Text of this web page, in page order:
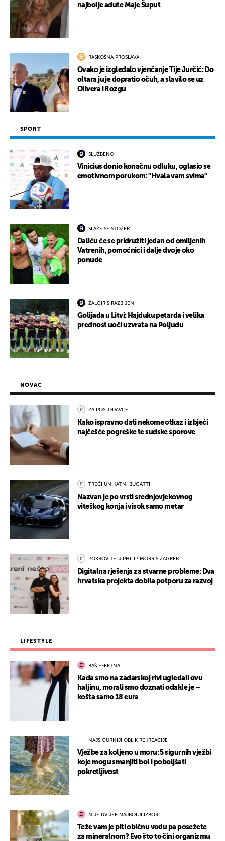
najbolje adute Maje Šuput
RASKOŠNA PROSLAVA
Ovako je izgledalo vjenčanje Tije Jurčić: Do
oltara ju je dopratio očuh, a slavilo se uz
Olivera i Rozgu
SPORT
SLUŽBENO
Vinicius donio konačnu odluku, oglasio se
emotivnom porukom: "Hvala vam svima"
SLAŽE SE STOŽER
Daliću će se pridružiti jedan od omiljenih
Vatrenih, pomoćnici i dalje dvoje oko
ponude
ŽALGIRIS RAZBIJEN
Golijada u Litvi: Hajduku petarda i velika
prednost uoči uzvrata na Poljudu
NOVAC
ZA POSLODAVCE
Kako ispravno dati nekome otkaz i izbjeći
najčešće pogreške te sudske sporove
TREĆI UNIKATNI BUGATTI
Nazvan je po vrsti srednjovjekovnog
viteškog konja i visok samo metar
POKROVITELJ PHILIP MORRIS ZAGREB
Digitalna rješenja za stvarne probleme: Dva
hrvatska projekta dobila potporu za razvoj
LIFESTYLE
BAŠ EFEKTNA
Kada smo na zadarskoj rivi ugledali ovu
haljinu, morali smo doznati odakle je –
košta samo 18 eura
NAJSIGURNIJI OBLIK REKREACIJE
Vježbe za koljeno u moru: 5 sigurnih vježbi
koje mogu smanjiti bol i poboljšati
pokretljivost
NIJE UVIJEK NAJBOLJI IZBOR
Teže vam je piti običnu vodu pa posežete
za mineralnom? Evo što to čini organizmu